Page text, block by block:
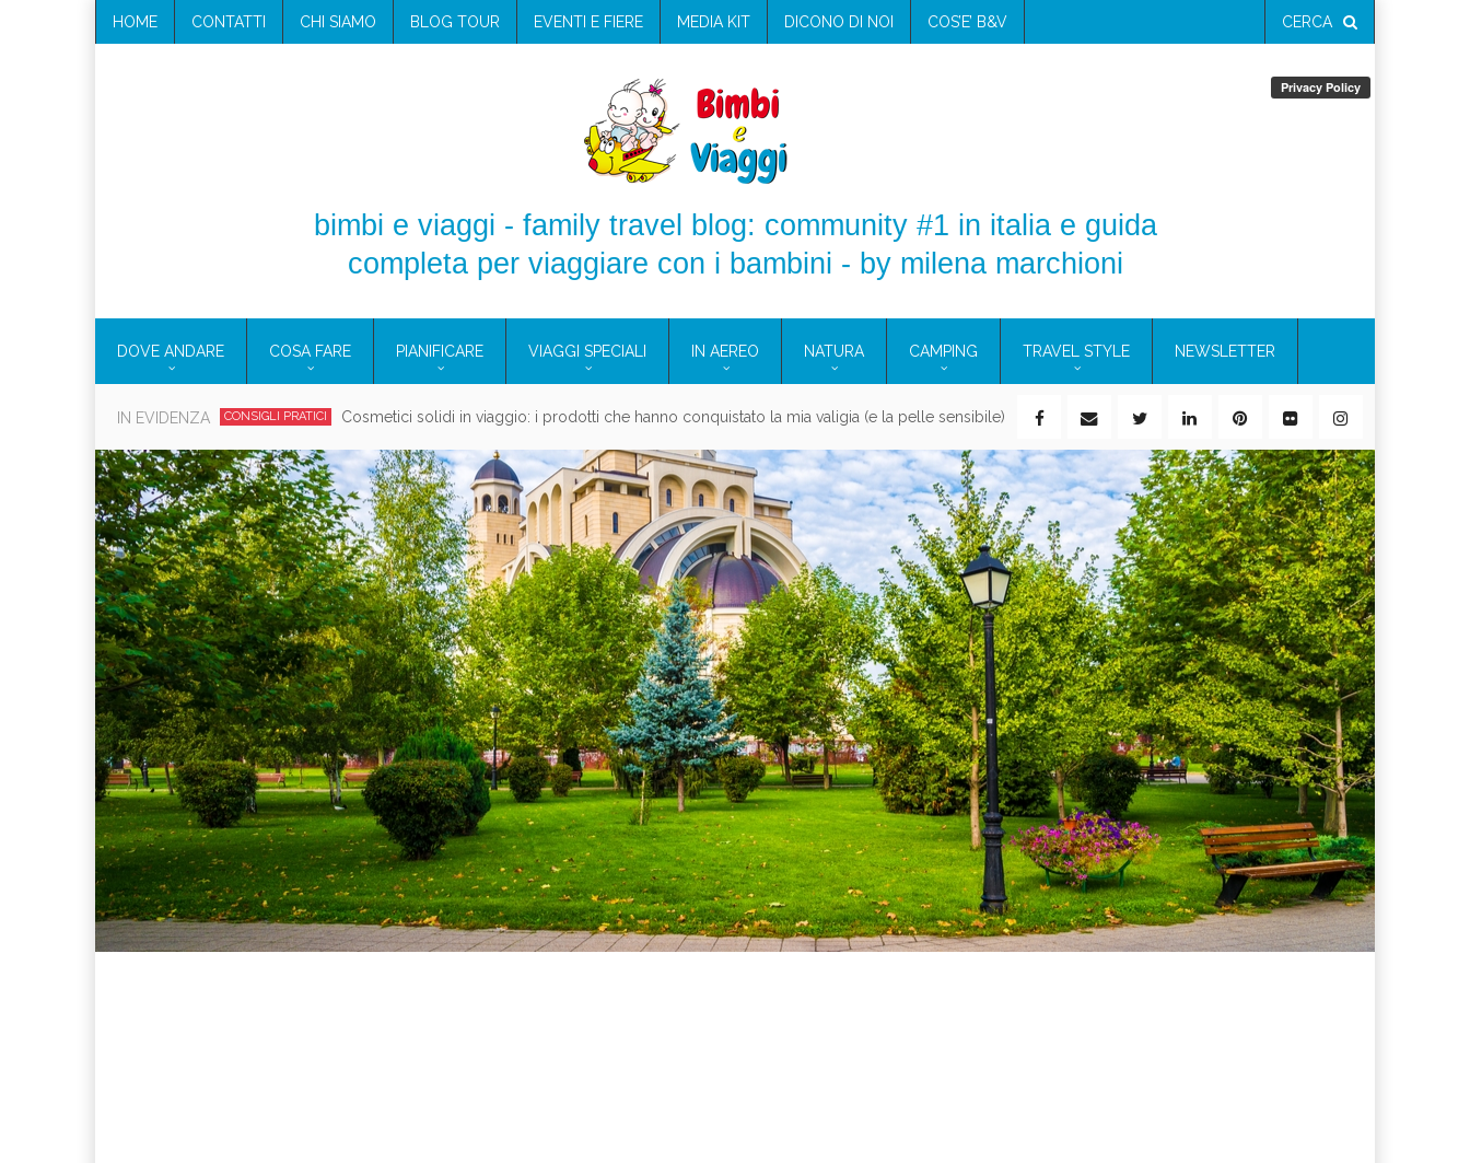
HOME CONTATTI CHI SIAMO BLOG TOUR EVENTI E FIERE MEDIA KIT DICONO DI NOI COS’E’ B&V CERCA
bimbi e viaggi - family travel blog: community #1 in italia e guida
completa per viaggiare con i bambini - by milena marchioni
DOVE ANDARE COSA FARE PIANIFICARE VIAGGI SPECIALI IN AEREO NATURA CAMPING TRAVEL STYLE NEWSLETTER
IN EVIDENZA CONSIGLI PRATICI Cosmetici solidi in viaggio: i prodotti che hanno conquistato la mia valigia (e la pelle sensibile)
CAMPANIA Villaggio per famiglie in Cilento: il Blue Marine di Marina di Camerota
CAMPEGGIO Vacanze in campeggio con i bambini: come trovare l’offerta migliore?
CONSIGLI PRATICI Assicurazione viaggio estate 2026: lo sconto Columbus supera il 21%